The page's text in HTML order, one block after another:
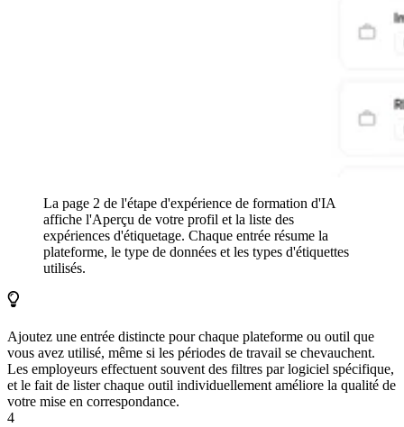
La page 2 de l'étape d'expérience de formation d'IA
affiche l'Aperçu de votre profil et la liste des
expériences d'étiquetage. Chaque entrée résume la
plateforme, le type de données et les types d'étiquettes
utilisés.
Ajoutez une entrée distincte pour chaque plateforme ou outil que
vous avez utilisé, même si les périodes de travail se chevauchent.
Les employeurs effectuent souvent des filtres par logiciel spécifique,
et le fait de lister chaque outil individuellement améliore la qualité de
votre mise en correspondance.
4